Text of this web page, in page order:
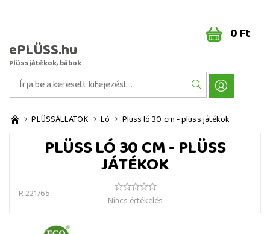
ePLÜSS.hu
Plüssjátékok, bábok
0 Ft
PLÜSSÁLLATOK Ló Plüss ló 30 cm - plüss játékok
PLÜSS LÓ 30 CM - PLÜSS
JÁTÉKOK
R 221765
Nincs értékelés